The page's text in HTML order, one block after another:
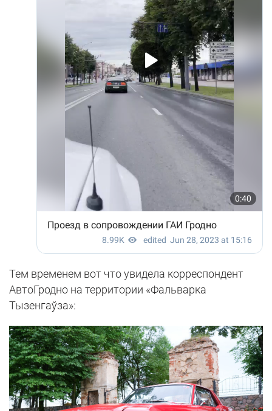
Тем временем вот что увидела корреспондент
АвтоГродно на территории «Фальварка
Тызенгаўза»: